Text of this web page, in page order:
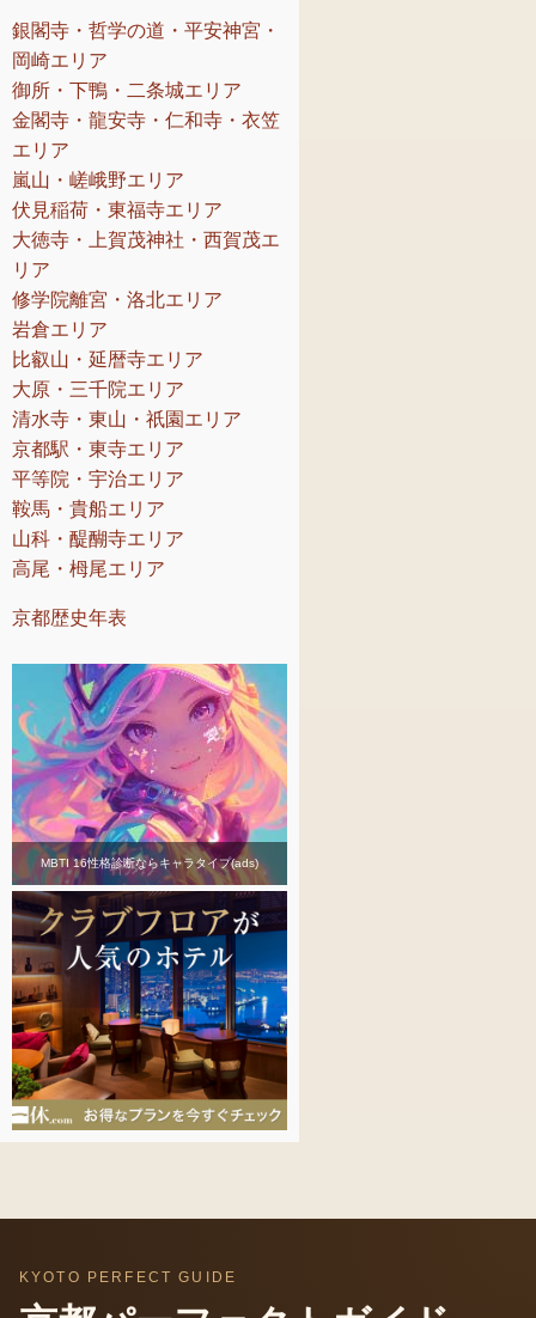
銀閣寺・哲学の道・平安神宮・
岡崎エリア
御所・下鴨・二条城エリア
金閣寺・龍安寺・仁和寺・衣笠
エリア
嵐山・嵯峨野エリア
伏見稲荷・東福寺エリア
大徳寺・上賀茂神社・西賀茂エ
リア
修学院離宮・洛北エリア
岩倉エリア
比叡山・延暦寺エリア
大原・三千院エリア
清水寺・東山・祇園エリア
京都駅・東寺エリア
平等院・宇治エリア
鞍馬・貴船エリア
山科・醍醐寺エリア
高尾・栂尾エリア
京都歴史年表
MBTI 16性格診断ならキャラタイプ(ads)
KYOTO PERFECT GUIDE